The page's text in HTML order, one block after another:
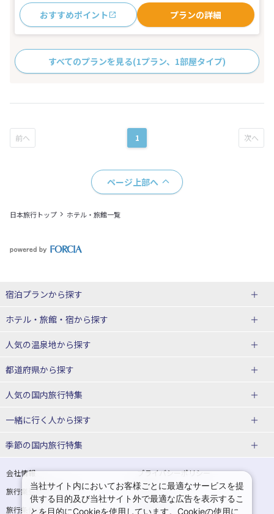
おすすめポイント プランの詳細
すべてのプランを見る(1プラン、1部屋タイプ)
1
ページ上部へ
日本旅行トップ ホテル・旅館一覧
宿泊プランから探す
北海道
東北
青森県
宮城県
山形県
関東
埼玉県 千葉県
ホテル・旅館・宿から探す
北海道ホテル・旅館
青森県ホテル・旅館
宮城県ホテル・旅館
山形県ホテル・旅館
東京都ホテル・旅館 神奈川県ホテル・旅館
人気の温泉地から探す
北海道
湯の川温泉(北海道)
十勝川温泉(北海道)
洞爺湖温泉(北海道)
層雲峡温泉(北海道)
東北
都道府県から探す
北海道旅行・ツアー
東北
青森旅行・ツアー 岩手旅行・ツアー
宮城旅行・ツアー 秋田旅行・ツアー
人気の国内旅行特集
東京ディズニーリゾート®への旅
ユニバーサル・スタジオ・ジャパ
一緒に行く人から探す
一人旅 国内版
カップル・夫婦旅行 国内版 女子旅 国内版
卒業旅行・学生旅行 国内版
季節の国内旅行特集
桜・お花見特集
ゴールデンウィーク（GW）の国内
旅行
夏休み・お盆の国内旅行 7月の国内旅行
会社情報
プライバシーポリシー
旅行業登録票・約款
規約集
旅行条件書
商標について
当社サイト内においてお客様ごとに最適なサービスを提
供する目的及び当社サイト外で最適な広告を表示するこ
とを目的にCookieを使用しています。Cookieの使用に